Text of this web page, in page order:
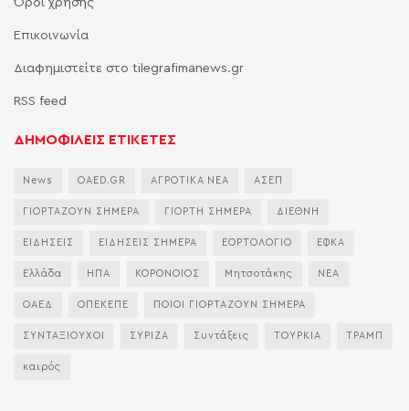
Όροι χρήσης
Επικοινωνία
Διαφημιστείτε στο tilegrafimanews.gr
RSS feed
ΔΗΜΟΦΙΛΕΙΣ ΕΤΙΚΕΤΕΣ
News OAED.GR ΑΓΡΟΤΙΚΑ ΝΕΑ ΑΣΕΠ
ΓΙΟΡΤΑΖΟΥΝ ΣΗΜΕΡΑ ΓΙΟΡΤΗ ΣΗΜΕΡΑ ΔΙΕΘΝΗ
ΕΙΔΗΣΕΙΣ ΕΙΔΗΣΕΙΣ ΣΗΜΕΡΑ ΕΟΡΤΟΛΟΓΙΟ ΕΦΚΑ
Ελλάδα ΗΠΑ ΚΟΡΟΝΟΙΟΣ Μητσοτάκης ΝΕΑ
ΟΑΕΔ ΟΠΕΚΕΠΕ ΠΟΙΟΙ ΓΙΟΡΤΑΖΟΥΝ ΣΗΜΕΡΑ
ΣΥΝΤΑΞΙΟΥΧΟΙ ΣΥΡΙΖΑ Συντάξεις ΤΟΥΡΚΙΑ ΤΡΑΜΠ
καιρός